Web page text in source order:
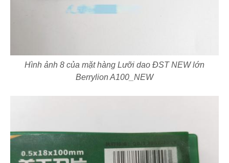
Hình ảnh 8 của mặt hàng Lưỡi dao ĐST NEW lớn
Berrylion A100_NEW